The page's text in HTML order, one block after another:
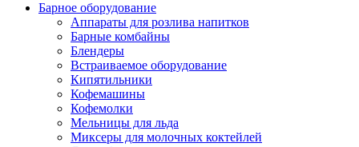
Барное оборудование
Аппараты для розлива напитков
Барные комбайны
Блендеры
Встраиваемое оборудование
Кипятильники
Кофемашины
Кофемолки
Мельницы для льда
Миксеры для молочных коктейлей